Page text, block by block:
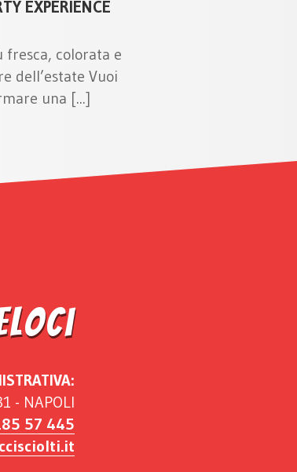
EXPERIENCE
fresca, colorata e
dell’estate Vuoi
una [...]
- NAPOLI
57 445